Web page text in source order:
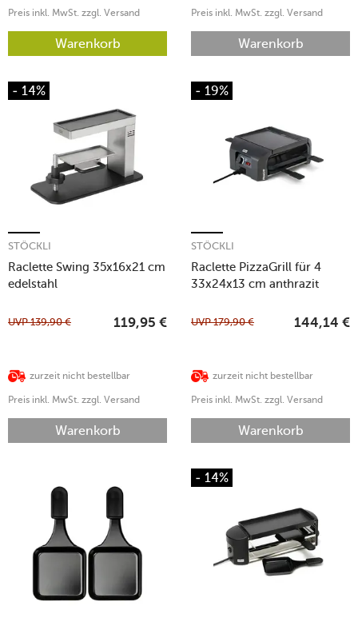
Preis inkl. MwSt. zzgl. Versand
Warenkorb
Preis inkl. MwSt. zzgl. Versand
Warenkorb
- 14%
Raclette Swing 35x16x21 cm
edelstahl
STÖCKLI
zurzeit nicht bestellbar
UVP139,90 € 119,95 €
Preis inkl. MwSt. zzgl. Versand
Warenkorb
- 19%
Raclette PizzaGrill für 4
33x24x13 cm anthrazit
STÖCKLI
zurzeit nicht bestellbar
UVP179,90 € 144,14 €
Preis inkl. MwSt. zzgl. Versand
Warenkorb
- 14%